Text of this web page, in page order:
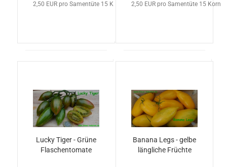
2,50 EUR pro Samentüte 15 Korn 2,50 EUR pro Samentüte 15 Korn
Lucky Tiger - Grüne
Flaschentomate
Banana Legs - gelbe
längliche Früchte